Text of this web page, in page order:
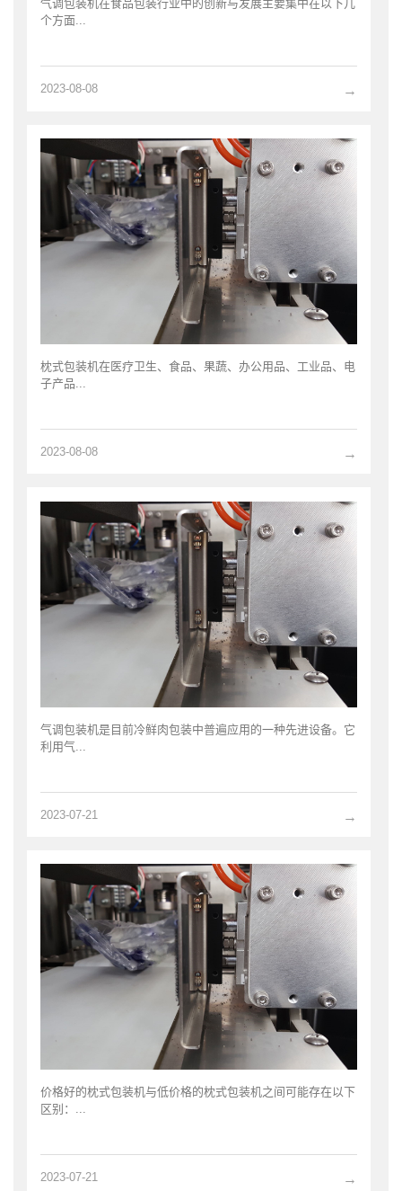
气调包装机在食品包装行业中的创新与发展主要集中在以下几
个方面...
→
2023-08-08
枕式包装机在医疗卫生、食品、果蔬、办公用品、工业品、电
子产品...
→
2023-08-08
气调包装机是目前冷鲜肉包装中普遍应用的一种先进设备。它
利用气...
→
2023-07-21
价格好的枕式包装机与低价格的枕式包装机之间可能存在以下
区别：...
→
2023-07-21